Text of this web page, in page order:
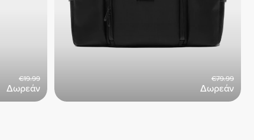
Δωρεάν
€19.99
Δωρεάν
€79.99